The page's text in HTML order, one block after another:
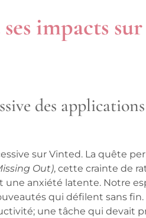
impacts
des
sur Vinted. La quête
Out), cette crainte de
une anxiété latente. Notre
qui défilent sans fin.
une tâche qui devait